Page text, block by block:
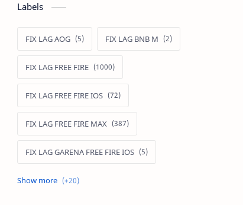
Labels
FIX LAG AOG FIX LAG BNB M
FIX LAG FREE FIRE
FIX LAG FREE FIRE IOS
FIX LAG FREE FIRE MAX
FIX LAG GARENA FREE FIRE IOS
FIX LAG LIÊN QUÂN MOBILE